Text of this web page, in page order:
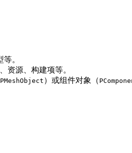
。
资源、构建项等。
PMeshObject ）或组件对象（